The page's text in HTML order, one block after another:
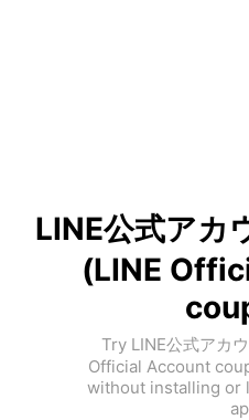
LINE公式アカ
(LINE
Try LINE公式アカ
Official Account
without installing or